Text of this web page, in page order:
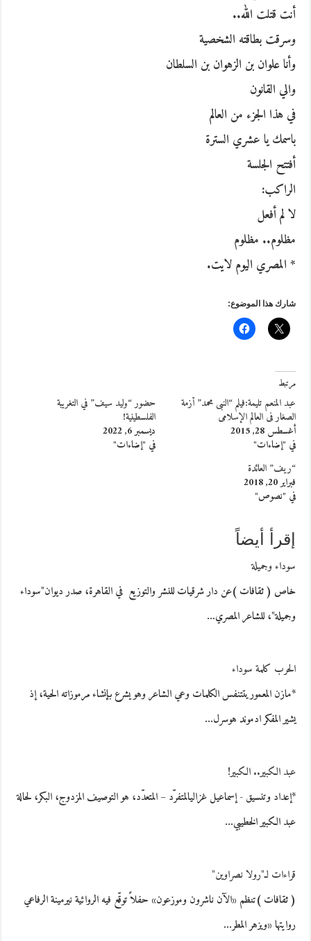
أنت قتلت الله..
وسرقت بطاقته الشخصية
وأنا علوان بن الزهوان بن السلطان
والي القانون
في هذا الجزء من العالم
باسمك يا عشري السترة
أفتتح الجلسة
الراكب:
لا لم أفعل
مظلوم.. مظلوم
* المصري اليوم لايت.
شارك هذا الموضوع:
مرتبط
عبد المنعم تليمة:فيلم “النبى محمد” أزمة
الصغار فى العالم الإسلامى
أغسطس 28, 2015
في "إضاءات"
حضور “وليد سيف” في التغريبة
الفلسطينية!
ديسمبر 6, 2022
في "إضاءات"
“ريف” العائدة
فبراير 20, 2018
في "نصوص"
إقرأ أيضاً
سوداء وجميلة
خاص ( ثقافات )عن دار شرقيات للنشر والتوزيع في القاهرة، صدر ديوان"سوداء
وجميلة"، للشاعر المصري…
الحرب كلمة سوداء
*مازن المعموريتتنفس الكلمات وعي الشاعر وهو يشرع بإنشاء مرموزاته الحية، إذ
يشير المفكر ادموند هوسرل…
عبد الكبير.. الكبير!
*إعداد وتنسيق - إسماعيل غزاليالمتفرّد – المتعدّد، هو التوصيف المزدوج، البكر، لحالة
عبد الكبير الخطيبي…
قراءات لـ"رولا نصراوين"
( ثقافات )تنظم «الآن ناشرون وموزعون» حفلاً توقّع فيه الروائية نيرمينة الرفاعي
روايتها «ويزهر المطر…